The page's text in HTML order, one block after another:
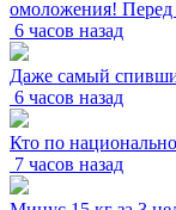
омоложения! Перед
6 часов назад
Даже самый
6 часов назад
Кто по
7 часов назад